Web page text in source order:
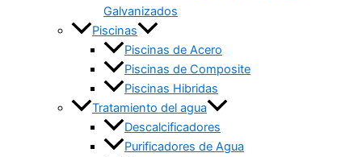
Galvanizados
Piscinas
Piscinas de Acero
Piscinas de Composite
Piscinas Hibridas
Tratamiento del agua
Descalcificadores
Purificadores de Agua